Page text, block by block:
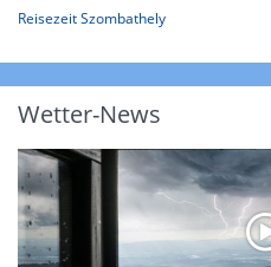
Reisezeit Szombathely
Wetter-News